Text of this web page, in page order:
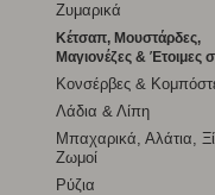
Ζυμαρικά
Κέτσαπ, Μουστάρδες,
Μαγιονέζες & Έτοιμες
Κονσέρβες &
Λάδια & Λίπη
Μπαχαρικά, Αλάτια,
Ζωμοί
Ρύζια
Cookies
Η
για τη